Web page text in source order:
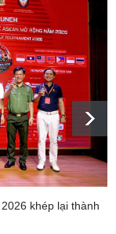
khép lại thành